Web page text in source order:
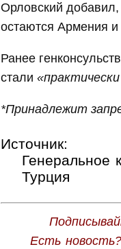
Орловский
остаются Армения и
Ранее
стали
*Принадлежит
Источник:
Генеральное
Турция
Есть